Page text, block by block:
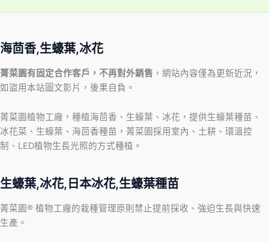
海茴香,生蠔葉,冰花
菁菜園有固定合作客戶，不再對外銷售 ，網站內容僅為更新近況，
如盜用本站圖文影片，後果自負。
菁菜園植物工廠，種植海茴香、生蠔葉、冰花，提供生蠔葉種苗、
冰花菜、生蠔葉、海茴香種苗，菁菜園採用室內、土耕、環溫控
制、LED植物生長光照的方式種植。
生蠔葉,冰花,日本冰花,生蠔葉種苗
菁菜園® 植物工廠的栽種管理原則禁止提前採收、強迫生長與快速
生產。